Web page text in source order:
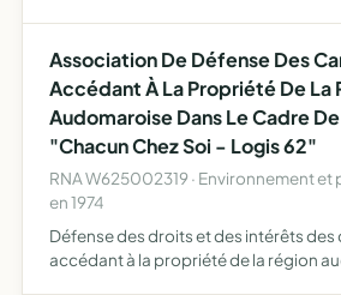
Association De Défense Des
Accédant À La Propriété De La
Audomaroise Dans Le Cadre
"Chacun Chez Soi - Logis 62"
RNA W625002319 · Environnement et
en 1974
Défense des droits et des intérêts
accédant à la propriété de la région